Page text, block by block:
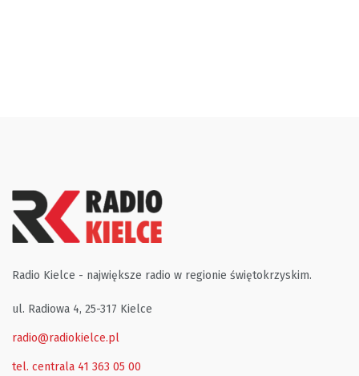
Radio Kielce - największe radio w regionie świętokrzyskim.
ul. Radiowa 4, 25-317 Kielce
radio@radiokielce.pl
tel. centrala 41 363 05 00